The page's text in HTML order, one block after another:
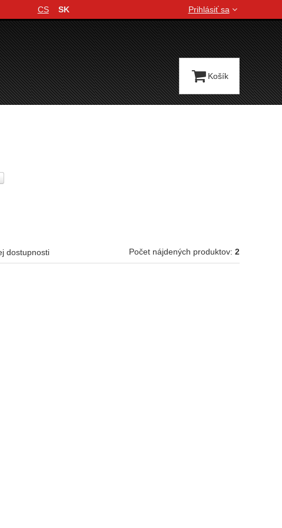
dostupnosti Počet nájdených produktov: 2
Jazyková verzia
CS SK Prihlásiť sa
Košík